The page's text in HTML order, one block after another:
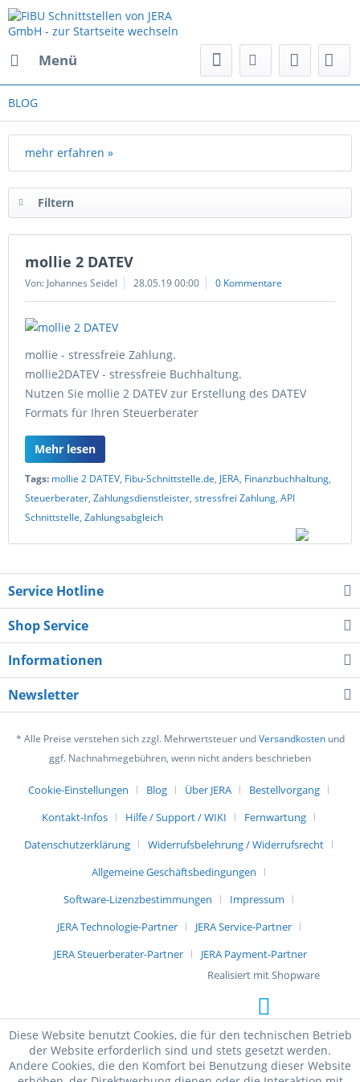
Menü
BLOG
mehr erfahren »
Filtern
mollie 2 DATEV
Von: Johannes Seidel 28.05.19 00:00 0 Kommentare
mollie - stressfreie Zahlung.
mollie2DATEV - stressfreie Buchhaltung.
Nutzen Sie mollie 2 DATEV zur Erstellung des DATEV
Formats für Ihren Steuerberater
Mehr lesen
Tags: mollie 2 DATEV, Fibu-Schnittstelle.de, JERA, Finanzbuchhaltung,
Steuerberater, Zahlungsdienstleister, stressfrei Zahlung, API
Schnittstelle, Zahlungsabgleich
Service Hotline
Shop Service
Informationen
Newsletter
* Alle Preise verstehen sich zzgl. Mehrwertsteuer undVersandkostenund
ggf. Nachnahmegebühren, wenn nicht anders beschrieben
Cookie-Einstellungen Blog Über JERA
Bestellvorgang
Kontakt-Infos
Hilfe / Support / WIKI
Fernwartung
Datenschutzerklärung
Widerrufsbelehrung / Widerrufsrecht
Allgemeine Geschäftsbedingungen
Software-Lizenzbestimmungen
Impressum
JERA Technologie-Partner
JERA Service-Partner
JERA Steuerberater-Partner
JERA Payment-Partner
Realisiert mit Shopware
Diese Website benutzt Cookies, die für den technischen Betrieb
der Website erforderlich sind und stets gesetzt werden.
Andere Cookies, die den Komfort bei Benutzung dieser Website